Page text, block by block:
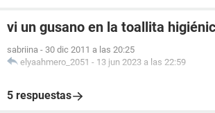
vi un gusano en la toallita
sabriina - 30 dic 2011 a las 20:25
elyaahmero_2051 - 13 jun 2023 a las 22:59
5 respuestas